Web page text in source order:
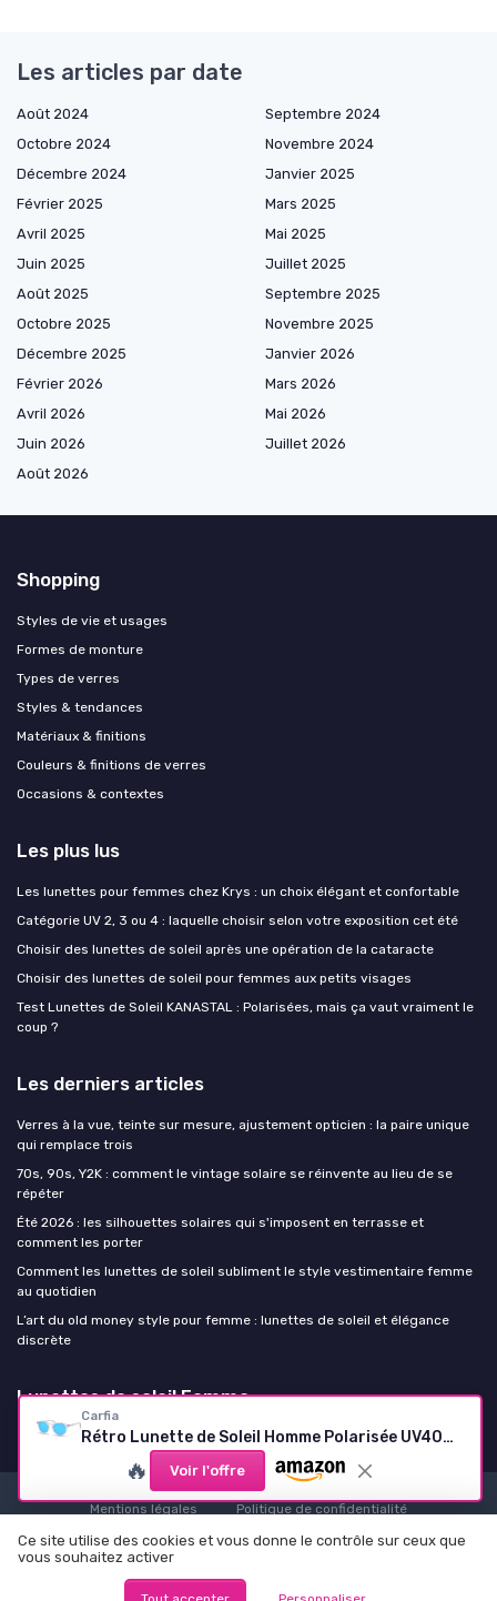
Carfia
Rétro Lunette de Soleil Homme Polarisée UV400 Protection pour la Conduite en Voyage 1 L10-monture-transparent-v-bleu
🔥 Voir l'offre
Les articles par date
Août 2024
Septembre 2024
Octobre 2024
Novembre 2024
Décembre 2024
Janvier 2025
Février 2025
Mars 2025
Avril 2025
Mai 2025
Juin 2025
Juillet 2025
Août 2025
Septembre 2025
Octobre 2025
Novembre 2025
Décembre 2025
Janvier 2026
Février 2026
Mars 2026
Avril 2026
Mai 2026
Juin 2026
Juillet 2026
Août 2026
Shopping
Styles de vie et usages
Formes de monture
Types de verres
Styles & tendances
Matériaux & finitions
Couleurs & finitions de verres
Occasions & contextes
Les plus lus
Les lunettes pour femmes chez Krys : un choix élégant et confortable
Catégorie UV 2, 3 ou 4 : laquelle choisir selon votre exposition cet été
Choisir des lunettes de soleil après une opération de la cataracte
Choisir des lunettes de soleil pour femmes aux petits visages
Test Lunettes de Soleil KANASTAL : Polarisées, mais ça vaut vraiment le
coup ?
Les derniers articles
Verres à la vue, teinte sur mesure, ajustement opticien : la paire unique
qui remplace trois
70s, 90s, Y2K : comment le vintage solaire se réinvente au lieu de se
répéter
Été 2026 : les silhouettes solaires qui s'imposent en terrasse et
comment les porter
Comment les lunettes de soleil subliment le style vestimentaire femme
au quotidien
L’art du old money style pour femme : lunettes de soleil et élégance
discrète
Lunettes de soleil Femme
Mentions légales
Politique de confidentialité
© Lunettes de soleil Femme 2026
Ce site utilise des cookies et vous donne le contrôle sur ceux que
vous souhaitez activer